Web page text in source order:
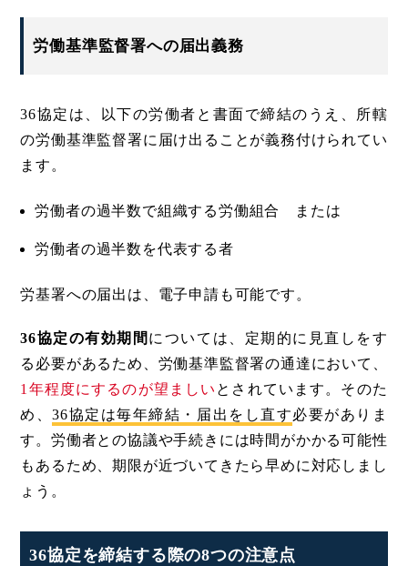
労働基準監督署への届出義務
36協定は、以下の労働者と書面で締結のうえ、所轄
の労働基準監督署に届け出ることが義務付けられてい
ます。
労働者の過半数で組織する労働組合 または
労働者の過半数を代表する者
労基署への届出は、電子申請も可能です。
36協定の有効期間 については、定期的に見直しをす
る必要があるため、労働基準監督署の通達において、
1年程度にするのが望ましい とされています。そのた
め、36協定は毎年締結・届出をし直す必要がありま
す。労働者との協議や手続きには時間がかかる可能性
もあるため、期限が近づいてきたら早めに対応しまし
ょう。
36協定を締結する際の8つの注意点